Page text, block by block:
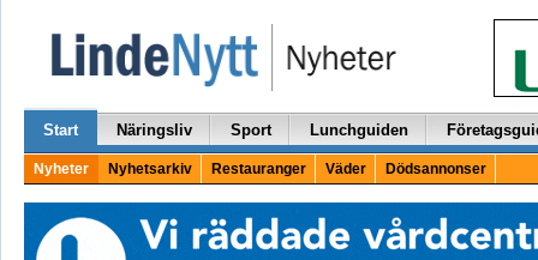
Start Näringsliv Sport Lunchguiden
Nyheter Nyhetsarkiv Restauranger Väder Dödsannonser